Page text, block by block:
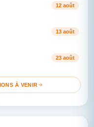
12 août
13 août
23 août
À VENIR